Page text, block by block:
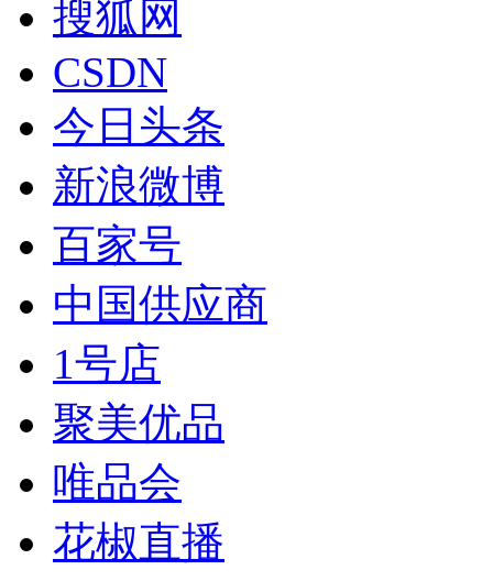
搜狐网
CSDN
今日头条
新浪微博
百家号
中国供应商
1号店
聚美优品
唯品会
花椒直播